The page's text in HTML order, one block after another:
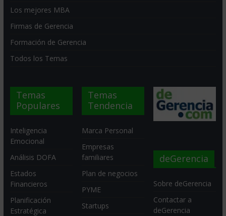
Los mejores MBA
Firmas de Gerencia
Formación de Gerencia
Todos los Temas
Temas
Populares
Inteligencia
Emocional
Análisis DOFA
Estados
Financieros
Planificación
Estratégica
Temas
Tendencia
Marca Personal
Empresas
familiares
Plan de negocios
PYME
Startups
deGerencia
Sobre deGerencia
Contactar a
deGerencia